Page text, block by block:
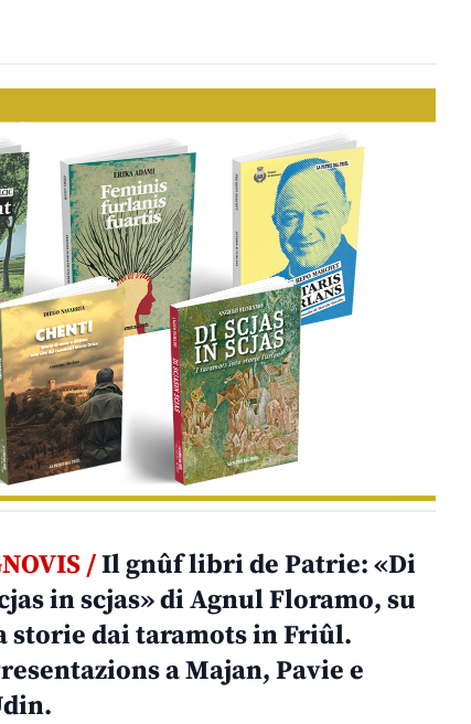
/Il gnûf libri de Patrie: «Di
in scjas» di Agnul Floramo, su
storie dai taramots in Friûl.
a Majan, Pavie e